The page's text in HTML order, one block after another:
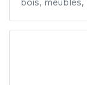
bois, meubles,